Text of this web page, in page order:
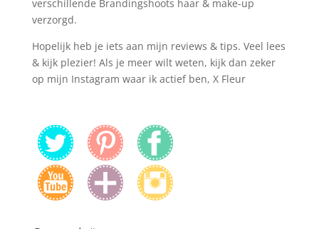
verschillende Brandingshoots haar & make-up
verzorgd.
Hopelijk heb je iets aan mijn reviews & tips. Veel lees
& kijk plezier! Als je meer wilt weten, kijk dan zeker
op mijn Instagram waar ik actief ben, X Fleur